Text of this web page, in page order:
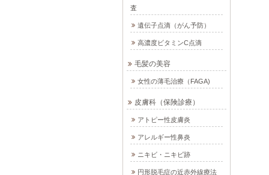
査
遺伝子点滴（がん予防）
高濃度ビタミンC点滴
毛髪の美容
女性の薄毛治療（FAGA)
皮膚科（保険診療）
アトピー性皮膚炎
アレルギー性鼻炎
ニキビ・ニキビ跡
円形脱毛症の近赤外線療法